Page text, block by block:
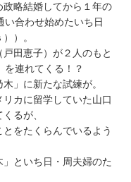
略結婚してから１年の
い合わせ始めたいち日
）。
田恵子）が２人のもと
を連れてくる！？
」に新たな試練が。
カに留学していた山口
るが、
をたくらんでいるよう
といち日・周夫婦のた